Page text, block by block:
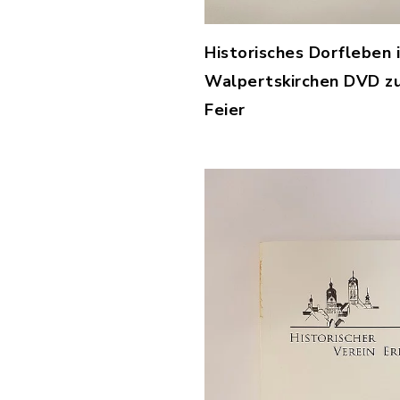
Historisches Dorfleben
Walpertskirchen DVD
Feier